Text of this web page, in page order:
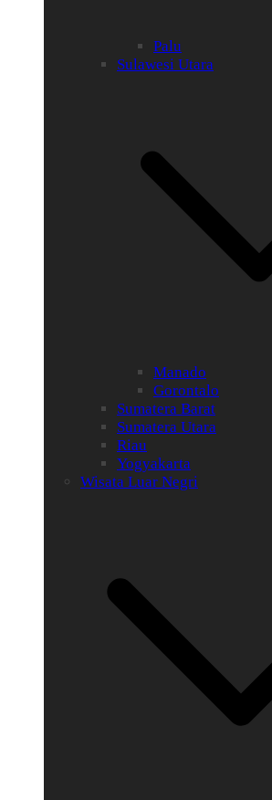
Palu
Sulawesi Utara
Manado
Gorontalo
Sumatera Barat
Sumatera Utara
Riau
Yogyakarta
Wisata Luar Negri